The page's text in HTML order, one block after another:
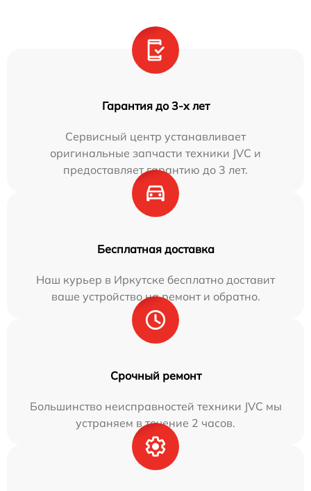
Гарантия до 3-х лет
Сервисный центр устанавливает
оригинальные запчасти техники JVC и
предоставляет гарантию до 3 лет.
Бесплатная доставка
Наш курьер в Иркутске бесплатно доставит
ваше устройство на ремонт и обратно.
Срочный ремонт
Большинство неисправностей техники JVC мы
устраняем в течение 2 часов.